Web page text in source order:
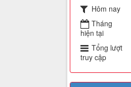
Hôm nay
Tháng
hiện tại
Tổng lượt
truy cập